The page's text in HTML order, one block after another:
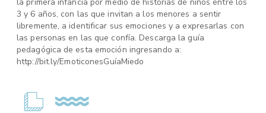
3 y 6 años, con las que invitan a los menores a sentir
libremente, a identificar sus emociones y a expresarlas con
las personas en las que confía. Descarga la guía
pedagógica de esta emoción ingresando a:
http://bit.ly/EmoticonesGuíaMiedo